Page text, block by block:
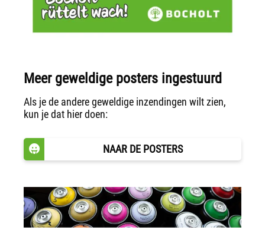
Meer geweldige posters ingestuurd
Als je de andere geweldige inzendingen wilt zien,
kun je dat hier doen:
NAAR DE POSTERS